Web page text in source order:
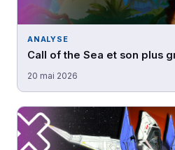
ANALYSE
Call of the Sea et son plus
20 mai 2026